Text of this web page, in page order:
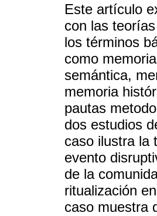
Este artículo
con las
los términos
como
semántica,
memoria
pautas
dos estudios
caso ilustra la
evento
de la
ritualización
caso muestra